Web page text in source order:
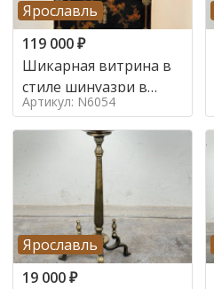
Ярославль
119 000₽
Шикарная витрина в
стиле шинуазри в
стиле шинуазри,
Артикул: N6054
Ярославль
19 000₽